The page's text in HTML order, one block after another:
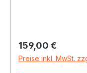
Regulärer Preis:
159,00 €
Preise inkl. MwSt.